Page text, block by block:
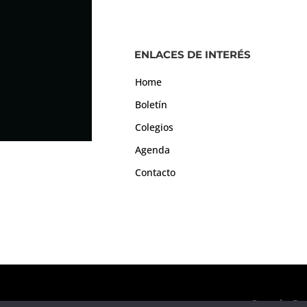
ENLACES DE INTERÉS
Home
Boletín
Colegios
Agenda
Contacto
Consejo